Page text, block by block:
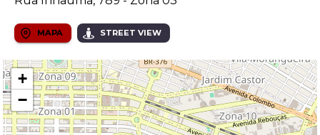
MAPA STREET VIEW
+
−